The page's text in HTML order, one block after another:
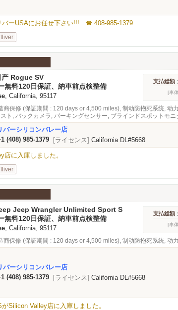
バーUSAにお任せ下さい!!! ☎ 408-985-1379
产 Rogue SV
無料120日保証、納車前点検整備
, California, 95117
支払総額
[車
商保修 (保証期間 : 120 days or 4,500 miles), 制动防抱死系统, 动
ト, バックカメラ, パーキングセンサー, ブラインドスポットモ
バーシリコンバレー店
(408) 985-1379 [ライセンス] California DL#5668
に入庫しました。
Jeep Wrangler Unlimited Sport S
無料120日保証、納車前点検整備
, California, 95117
支払総額
[車
商保修 (保証期間 : 120 days or 4,500 miles), 制动防抱死系统, 动
バーシリコンバレー店
(408) 985-1379 [ライセンス] California DL#5668
Silicon Valley店に入庫しました。